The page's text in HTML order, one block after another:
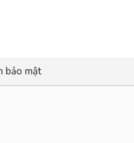
bảo mật